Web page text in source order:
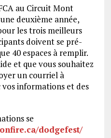
au Circuit Mont
deuxième année,
les trois meilleurs
doivent se pré-
40 espaces à remplir.
et que vous souhaitez
un courriel à
informations et des
se
dodgefest/